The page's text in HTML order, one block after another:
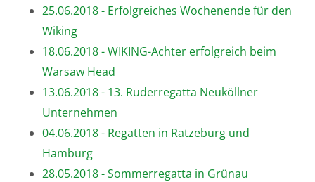
25.06.2018 - Erfolgreiches Wochenende für den
Wiking
18.06.2018 - WIKING-Achter erfolgreich beim
Warsaw Head
13.06.2018 - 13. Ruderregatta Neuköllner
Unternehmen
04.06.2018 - Regatten in Ratzeburg und
Hamburg
28.05.2018 - Sommerregatta in Grünau